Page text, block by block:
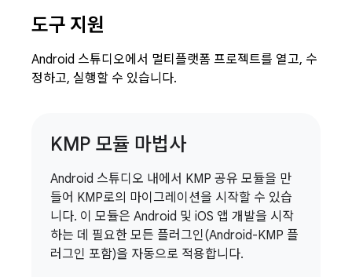
도구 지원
Android 스튜디오에서 멀티플랫폼 프로젝트를 열고, 수
정하고, 실행할 수 있습니다.
KMP 모듈 마법사
Android 스튜디오 내에서 KMP 공유 모듈을 만
들어 KMP로의 마이그레이션을 시작할 수 있습
니다. 이 모듈은 Android 및 iOS 앱 개발을 시작
하는 데 필요한 모든 플러그인(Android-KMP 플
러그인 포함)을 자동으로 적용합니다.